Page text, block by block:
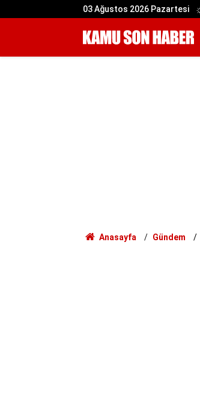
03 Ağustos 2026 Pazartesi
Anasayfa Gündem